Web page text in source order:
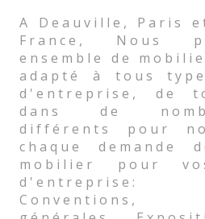
A Deauville, Paris
France, Nous
ensemble de
adapté à tous type
d'entreprise, de
dans de
différents pour
chaque demande
mobilier pour
d'entreprise:
Conventions,